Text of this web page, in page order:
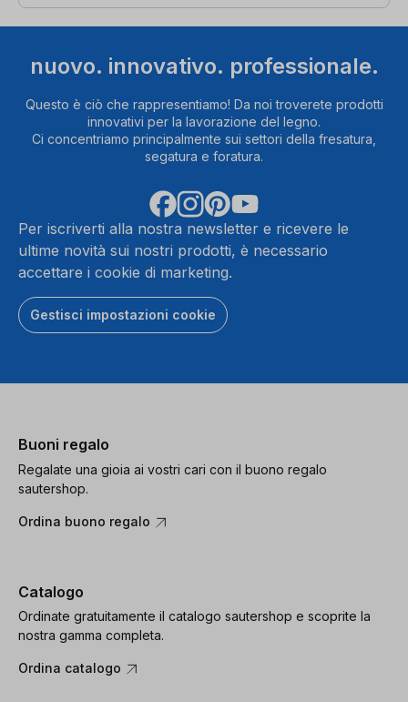
nuovo. innovativo. professionale.
Questo è ciò che rappresentiamo! Da noi troverete prodotti
innovativi per la lavorazione del legno.
Ci concentriamo principalmente sui settori della fresatura,
segatura e foratura.
Per iscriverti alla nostra newsletter e ricevere le
ultime novità sui nostri prodotti, è necessario
accettare i cookie di marketing.
Gestisci impostazioni cookie
Buoni regalo
Regalate una gioia ai vostri cari con il buono regalo
sautershop.
Ordina buono regalo
Catalogo
Ordinate gratuitamente il catalogo sautershop e scoprite la
nostra gamma completa.
Ordina catalogo